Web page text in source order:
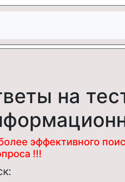
на
эффективного
!!!